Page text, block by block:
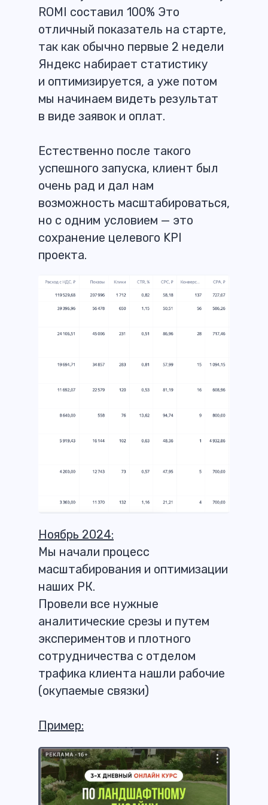
ROMI составил 100% Это
отличный показатель на старте,
так как обычно первые 2 недели
Яндекс набирает статистику
и оптимизируется, а уже потом
мы начинаем видеть результат
в виде заявок и оплат.
Естественно после такого
успешного запуска, клиент был
очень рад и дал нам
возможность масштабироваться,
но с одним условием — это
сохранение целевого KPI
проекта.
Ноябрь 2024:
Мы начали процесс
масштабирования и оптимизации
наших РК.
Провели все нужные
аналитические срезы и путем
экспериментов и плотного
сотрудничества с отделом
трафика клиента нашли рабочие
(окупаемые связки)
Пример: